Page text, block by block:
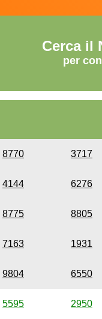
Cerca il
per
8770 3717
4144 6276
8775 8805
7163 1931
9804 6550
5595 2950